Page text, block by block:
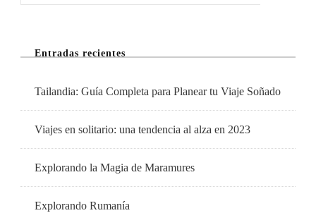
Entradas recientes
Tailandia: Guía Completa para Planear tu Viaje Soñado
Viajes en solitario: una tendencia al alza en 2023
Explorando la Magia de Maramures
Explorando Rumanía